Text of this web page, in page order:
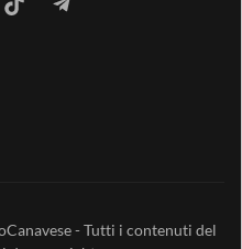
- Tutti i contenuti del